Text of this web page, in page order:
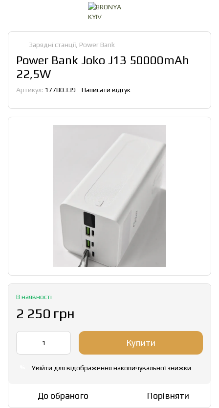
Зарядні станції, Power Bank
Power Bank Joko J13 50000mAh
22,5W
Артикул: 17780339 Написати відгук
В наявності
2 250 грн
Купити
Увійти для відображення накопичувальної знижки
До обраного Порівняти